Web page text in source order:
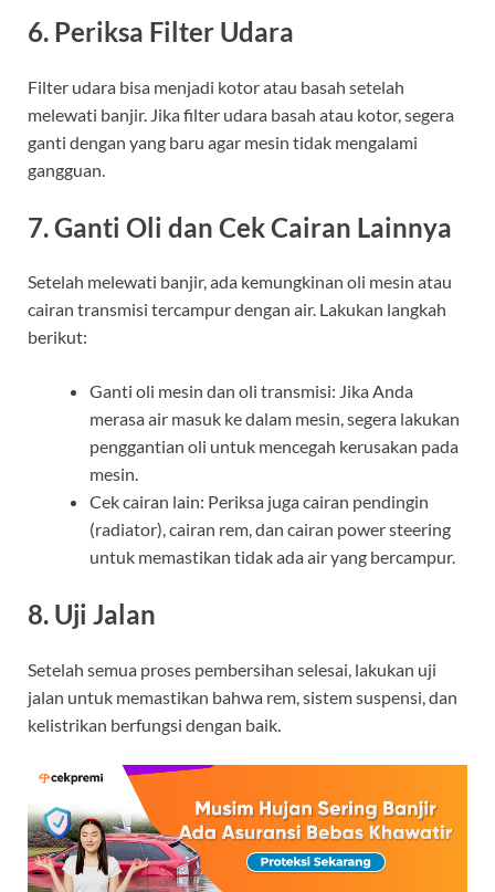
6. Periksa Filter Udara
Filter udara bisa menjadi kotor atau basah setelah
melewati banjir. Jika filter udara basah atau kotor, segera
ganti dengan yang baru agar mesin tidak mengalami
gangguan.
7. Ganti Oli dan Cek Cairan Lainnya
Setelah melewati banjir, ada kemungkinan oli mesin atau
cairan transmisi tercampur dengan air. Lakukan langkah
berikut:
Ganti oli mesin dan oli transmisi: Jika Anda
merasa air masuk ke dalam mesin, segera lakukan
penggantian oli untuk mencegah kerusakan pada
mesin.
Cek cairan lain: Periksa juga cairan pendingin
(radiator), cairan rem, dan cairan power steering
untuk memastikan tidak ada air yang bercampur.
8. Uji Jalan
Setelah semua proses pembersihan selesai, lakukan uji
jalan untuk memastikan bahwa rem, sistem suspensi, dan
kelistrikan berfungsi dengan baik.